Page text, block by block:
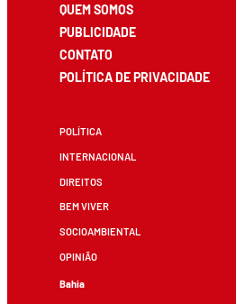
QUEM SOMOS
PUBLICIDADE
CONTATO
POLÍTICA DE PRIVACIDADE
POLÍTICA
INTERNACIONAL
DIREITOS
BEM VIVER
SOCIOAMBIENTAL
OPINIÃO
Bahia